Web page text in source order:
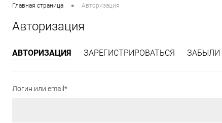
Главная страница • Авторизация
Авторизация
АВТОРИЗАЦИЯ ЗАРЕГИСТРИРОВАТЬСЯ ЗАБЫЛИ
Логин или email*